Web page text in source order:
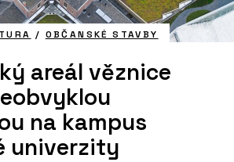
/ OBČANSKÉ STAVBY
areál věznice
na kampus
univerzity